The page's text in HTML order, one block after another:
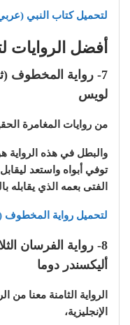
لتحميل كتاب النبي
أفضل الروايات
7- رواية المخطوف
لويس
من روايات المغامرة
والبطل في هذه الرواية
توفي أبواه واستعد
الفتى بعمه الذي يقابله
لتحميل رواية المخطوف
8- رواية الفرسان
أليكسندر دوما
الرواية الثامنة معنا من
الإنجليزية،